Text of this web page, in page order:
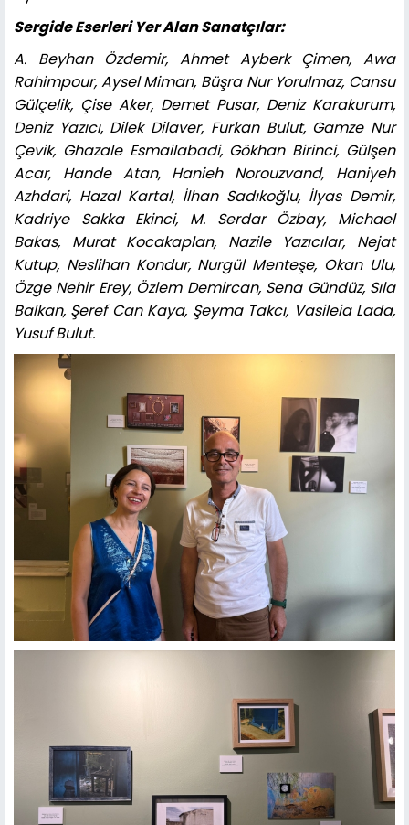
Sergide Eserleri Yer Alan Sanatçılar:
A. Beyhan Özdemir, Ahmet Ayberk Çimen, Awa
Rahimpour, Aysel Miman, Büşra Nur Yorulmaz, Cansu
Gülçelik, Çise Aker, Demet Pusar, Deniz Karakurum,
Deniz Yazıcı, Dilek Dilaver, Furkan Bulut, Gamze Nur
Çevik, Ghazale Esmailabadi, Gökhan Birinci, Gülşen
Acar, Hande Atan, Hanieh Norouzvand, Haniyeh
Azhdari, Hazal Kartal, İlhan Sadıkoğlu, İlyas Demir,
Kadriye Sakka Ekinci, M. Serdar Özbay, Michael
Bakas, Murat Kocakaplan, Nazile Yazıcılar, Nejat
Kutup, Neslihan Kondur, Nurgül Menteşe, Okan Ulu,
Özge Nehir Erey, Özlem Demircan, Sena Gündüz, Sıla
Balkan, Şeref Can Kaya, Şeyma Takcı, Vasileia Lada,
Yusuf Bulut.